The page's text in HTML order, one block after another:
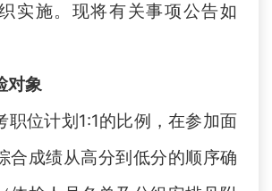
实施。现将有关事项公告如
对象
职位计划 1:1的比例，在参加面
合成绩从高分到低分的顺序确